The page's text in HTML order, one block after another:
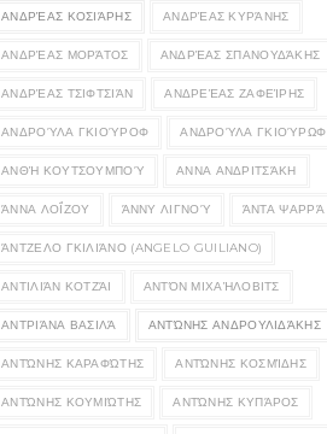
ΑΝΔΡΈΑΣ ΚΟΣΙΆΡΗΣ ΑΝΔΡΈΑΣ ΚΥΡΆΝΗΣ
ΑΝΔΡΈΑΣ ΜΟΡΆΤΟΣ ΑΝΔΡΈΑΣ ΣΠΑΝΟΥΔΆΚΗΣ
ΑΝΔΡΈΑΣ ΤΣΙΦΤΣΙΆΝ ΑΝΔΡΕΈΑΣ ΖΑΦΕΊΡΗΣ
ΑΝΔΡΟΎΛΑ ΓΚΙΟΎΡΟΦ ΑΝΔΡΟΎΛΑ ΓΚΙΟΎΡΩΦ
ΑΝΘΉ ΚΟΥΤΣΟΥΜΠΟΎ ΑΝΝΑ ΑΝΔΡΙΤΣΆΚΗ
ΆΝΝΑ ΛΟΪ́ΖΟΥ ΆΝΝΥ ΛΙΓΝΟΎ ΆΝΤΑ ΨΑΡΡΆ
ΆΝΤΖΕΛΟ ΓΚΙΛΙΆΝΟ (ANGELO GUILIANO)
ΑΝΤΙΛΙΆΝ ΚΟΤΖΆΙ ΑΝΤΌΝ ΜΙΧΑΉΛΟΒΙΤΣ
ΑΝΤΡΙΆΝΑ ΒΑΣΙΛΆ ΑΝΤΏΝΗΣ ΑΝΔΡΟΥΛΙΔΆΚΗΣ
ΑΝΤΏΝΗΣ ΚΑΡΑΦΏΤΗΣ ΑΝΤΏΝΗΣ ΚΟΣΜΊΔΗΣ
ΑΝΤΏΝΗΣ ΚΟΥΜΙΏΤΗΣ ΑΝΤΏΝΗΣ ΚΥΠΆΡΟΣ